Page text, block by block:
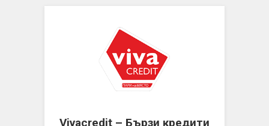
Vivacredit – Бързи кредити